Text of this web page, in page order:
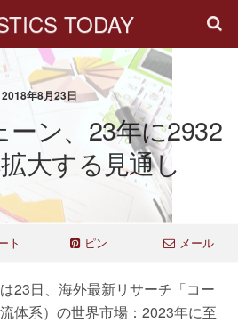
TODAY
2018年8月23日
ーン、23年に2932
大する見通し
ト ピン メール
23日、海外最新リサーチ「コー
体系）の世界市場：2023年に至